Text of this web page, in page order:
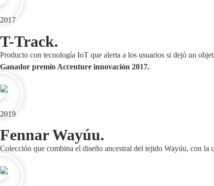
2017
T-Track.
Producto con tecnología IoT que alerta a los usuarios si dejó un
Ganador premio Accenture innovación 2017.
2019
Fennar Wayúu.
Colección que combina el diseño ancestral del tejido Wayúu, con